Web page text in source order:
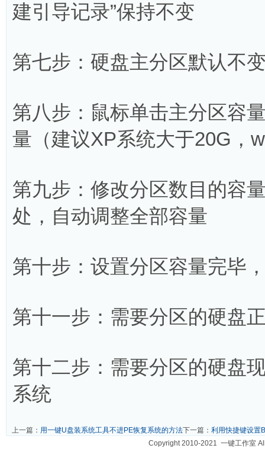
建引导记录”保持不变
第七步：硬盘主分区默认不
第八步：鼠标单击主分区容
量（建议XP系统大于20G，
第九步：修改分区数目的容
处，自动调整全部容量
第十步：设置分区容量完毕
第十一步：需要分区的硬盘
第十二步：需要分区的硬盘
系统
上一篇： 用一键U盘装系统工具不进PE恢复系统的方法下一篇： 利用快捷键设置
Copyright 2010-2021 一键工作室